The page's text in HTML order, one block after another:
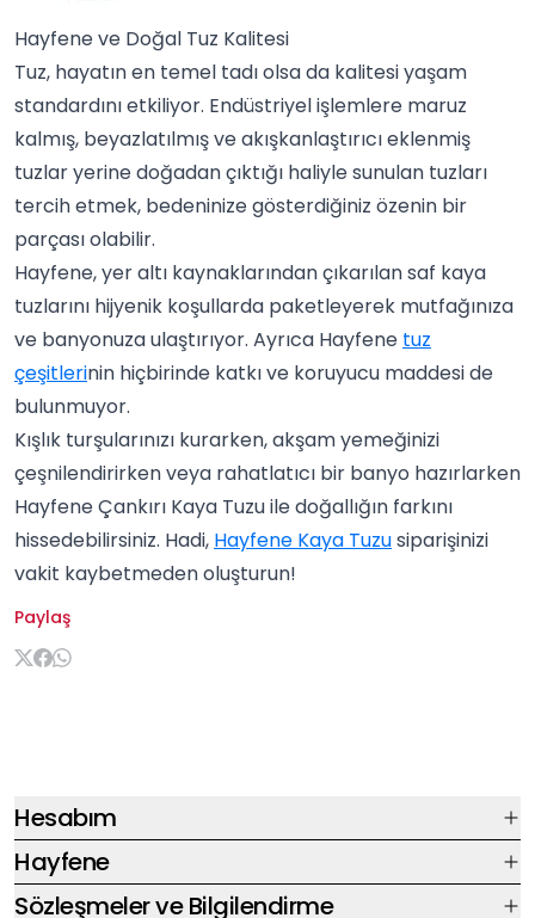
Hayfene ve Doğal Tuz Kalitesi
Tuz, hayatın en temel tadı olsa da kalitesi yaşam
standardını etkiliyor. Endüstriyel işlemlere maruz
kalmış, beyazlatılmış ve akışkanlaştırıcı eklenmiş
tuzlar yerine doğadan çıktığı haliyle sunulan tuzları
tercih etmek, bedeninize gösterdiğiniz özenin bir
parçası olabilir.
Hayfene, yer altı kaynaklarından çıkarılan saf kaya
tuzlarını hijyenik koşullarda paketleyerek mutfağınıza
ve banyonuza ulaştırıyor. Ayrıca Hayfene tuz
çeşitlerinin hiçbirinde katkı ve koruyucu maddesi de
bulunmuyor.
Kışlık turşularınızı kurarken, akşam yemeğinizi
çeşnilendirirken veya rahatlatıcı bir banyo hazırlarken
Hayfene Çankırı Kaya Tuzu ile doğallığın farkını
hissedebilirsiniz. Hadi, Hayfene Kaya Tuzusiparişinizi
vakit kaybetmeden oluşturun!
Paylaş
Hesabım
Hayfene
Sözleşmeler ve Bilgilendirme